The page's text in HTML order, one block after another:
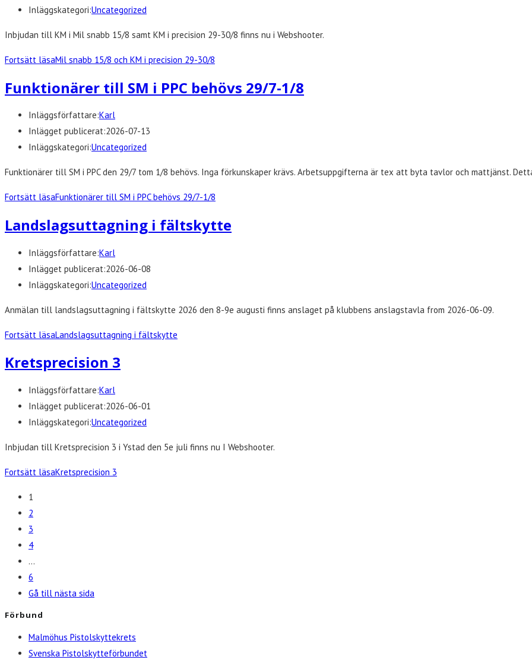
Inläggskategori:Uncategorized
Inbjudan till KM i Mil snabb 15/8 samt KM i precision 29-30/8 finns nu i Webshooter.
Fortsätt läsaMil snabb 15/8 och KM i precision 29-30/8
Funktionärer till SM i PPC behövs 29/7-1/8
Inläggsförfattare:Karl
Inlägget publicerat:2026-07-13
Inläggskategori:Uncategorized
Funktionärer till SM i PPC den 29/7 tom 1/8 behövs. Inga förkunskaper krävs. Arbetsuppgifterna är tex att byta tavlor och mattjänst.
Fortsätt läsaFunktionärer till SM i PPC behövs 29/7-1/8
Landslagsuttagning i fältskytte
Inläggsförfattare:Karl
Inlägget publicerat:2026-06-08
Inläggskategori:Uncategorized
Anmälan till landslagsuttagning i fältskytte 2026 den 8-9e augusti finns anslaget på klubbens anslagstavla from 2026-06-09.
Fortsätt läsaLandslagsuttagning i fältskytte
Kretsprecision 3
Inläggsförfattare:Karl
Inlägget publicerat:2026-06-01
Inläggskategori:Uncategorized
Inbjudan till Kretsprecision 3 i Ystad den 5e juli finns nu I Webshooter.
Fortsätt läsaKretsprecision 3
1
2
3
4
…
6
Gå till nästa sida
Förbund
Malmöhus Pistolskyttekrets
Svenska Pistolskytteförbundet